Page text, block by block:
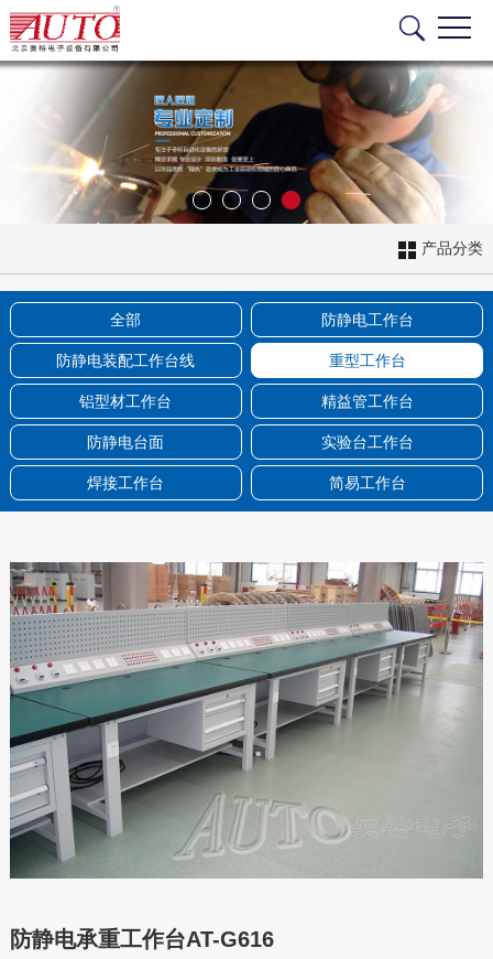
产品分类
全部 防静电工作台
防静电装配工作台线 重型工作台
铝型材工作台 精益管工作台
防静电台面 实验台工作台
焊接工作台 简易工作台
防静电承重工作台AT-G616